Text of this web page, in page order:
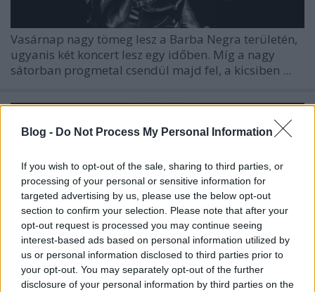
Blog - Do Not Process My Personal Information
If you wish to opt-out of the sale, sharing to third parties, or
processing of your personal or sensitive information for
targeted advertising by us, please use the below opt-out
section to confirm your selection. Please note that after your
opt-out request is processed you may continue seeing
interest-based ads based on personal information utilized by
us or personal information disclosed to third parties prior to
your opt-out. You may separately opt-out of the further
disclosure of your personal information by third parties on the
Vasárnap nagy tömeg lesz a Barba Negra területén,
ugyanis két koncert lesz egy időben. Míg a nagy
sátorban progmetal csendül majd fel, a kicsiben ...